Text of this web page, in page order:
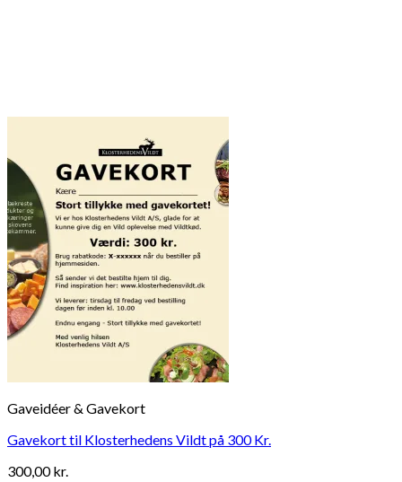
Gaveidéer & Gavekort
Gavekort til Klosterhedens Vildt på 300 Kr.
300,00kr.